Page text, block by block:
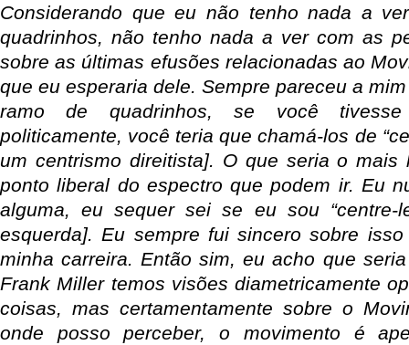
Considerando que eu não tenho nada a
quadrinhos, não tenho nada a ver com as
sobre as últimas efusões relacionadas ao
que eu esperaria dele. Sempre pareceu a
ramo de quadrinhos, se você tivesse
politicamente, você teria que chamá-los de
um centrismo direitista]. O que seria o mais
ponto liberal do espectro que podem ir. Eu
alguma, eu sequer sei se eu sou “centre-
esquerda]. Eu sempre fui sincero sobre
minha carreira. Então sim, eu acho que
Frank Miller temos visões diametricamente
coisas, mas certamentamente sobre o
onde posso perceber, o movimento é